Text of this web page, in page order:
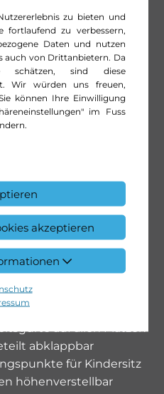
zu bieten und
fortlaufend zu verbessern,
Daten und nutzen
auch von Drittanbietern. Da
schätzen, sind diese
Wir würden uns freuen,
können Ihre Einwilligung
im Fuss
akzeptieren
geschwindigkeits-
ARTICO
vorne
Fit)
mit Intervall
auf allen Plätzen
abklappbar
für Kindersitz
höhenverstellbar